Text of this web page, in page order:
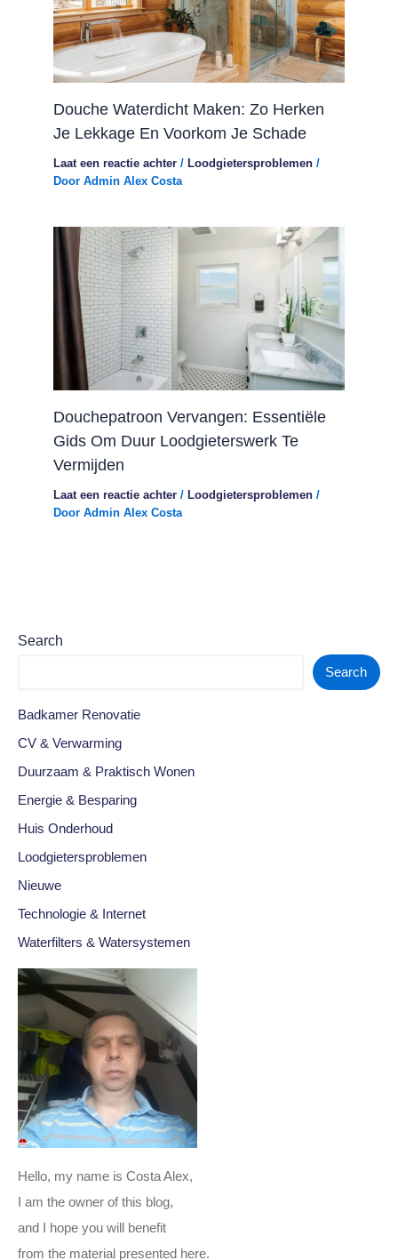
Douche Waterdicht Maken: Zo Herken
Je Lekkage En Voorkom Je Schade
Laat een reactie achter / Loodgietersproblemen /
Door Admin Alex Costa
Douchepatroon Vervangen: Essentiële
Gids Om Duur Loodgieterswerk Te
Vermijden
Laat een reactie achter / Loodgietersproblemen /
Door Admin Alex Costa
Search
Search
Badkamer Renovatie
CV & Verwarming
Duurzaam & Praktisch Wonen
Energie & Besparing
Huis Onderhoud
Loodgietersproblemen
Nieuwe
Technologie & Internet
Waterfilters & Watersystemen
Hello, my name is Costa Alex,
I am the owner of this blog,
and I hope you will benefit
from the material presented here.